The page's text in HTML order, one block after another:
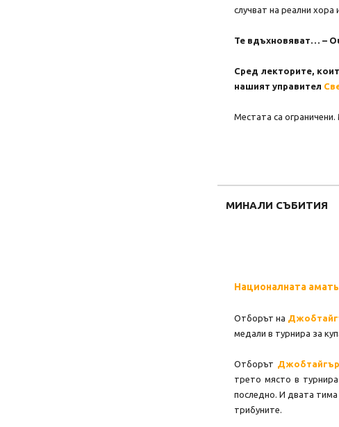
случват на реални хора
Те вдъхновяват… –
Сред лекторите,
нашият управител
Местата са
МИНАЛИ СЪБИТИЯ
Националната
Отборът на
медали в турнира за
Отборът
трето място в
последно. И двата тима
трибуните.